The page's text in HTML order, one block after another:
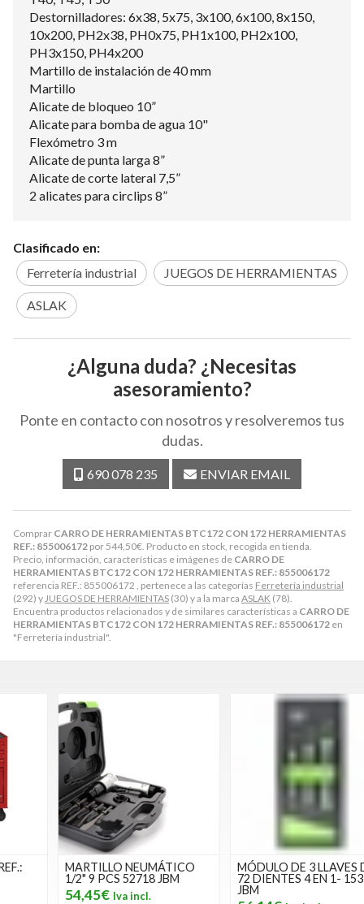
Comprar CARRO DE HERRAMIENTAS BTC172 CON 172 HERRAMIENTAS
REF.: 855006172 por 544,50€. Producto en stock, recogida en tienda.
Precio, información, características e imágenes de CARRO DE
HERRAMIENTAS BTC172 CON 172 HERRAMIENTAS REF.: 855006172
referencia REF.: 855006172 , pertenece a las categorías Ferretería industrial
(292) yJUEGOS DE HERRAMIENTAS (30) y a la marca ASLAK (78).
Encuentra productos relacionados y de similares características a CARRO DE
HERRAMIENTAS BTC172 CON 172 HERRAMIENTAS REF.: 855006172 en
"Ferretería industrial".
Destornilladores: 6x38, 5x75, 3x100, 6x100, 8x150,
10x200, PH2x38, PH0x75, PH1x100, PH2x100,
PH3x150, PH4x200
Martillo de instalación de 40 mm
Martillo
Alicate de bloqueo 10”
Alicate para bomba de agua 10"
Flexómetro 3 m
Alicate de punta larga 8”
Alicate de corte lateral 7,5”
2 alicates para circlips 8”
Clasificado en:
Ferretería industrial
JUEGOS DE HERRAMIENTAS
ASLAK
¿Alguna duda? ¿Necesitas
asesoramiento?
Ponte en contacto con nosotros y resolveremos tus
dudas.
690 078 235 ENVIAR EMAIL
MARTILLO NEUMÁTICO
1/2" 9 PCS 52718 JBM
MÓDULO DE 3 LLAVES DE
72 DIENTES 4 EN 1- 15316